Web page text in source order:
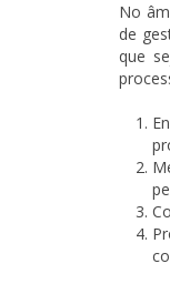
No
de
que